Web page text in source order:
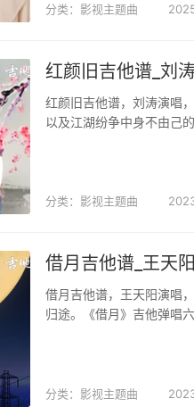
分类： 影视主题曲
红颜旧吉他谱_刘
红颜旧吉他谱，刘涛演唱
以及江湖纷争中身不由己
分类： 影视主题曲
借月吉他谱_王天
借月吉他谱，王天阳演唱
归途。《借月》吉他弹唱
分类： 影视主题曲